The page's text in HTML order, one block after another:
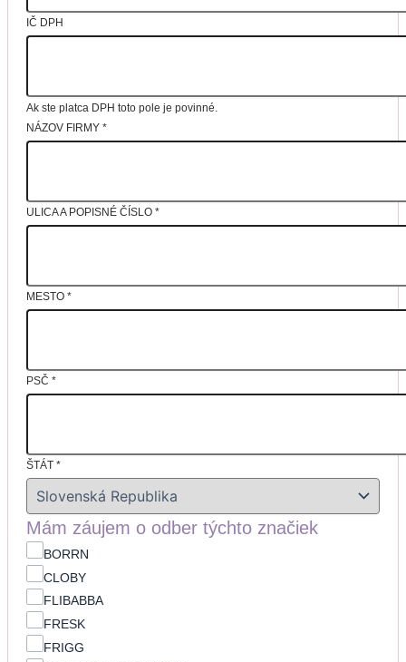
IČ DPH
Ak ste platca DPH toto pole je povinné.
NÁZOV FIRMY *
ULICA A POPISNÉ ČÍSLO *
MESTO *
PSČ *
ŠTÁT *
Mám záujem o odber týchto značiek
BORRN
CLOBY
FLIBABBA
FRESK
FRIGG